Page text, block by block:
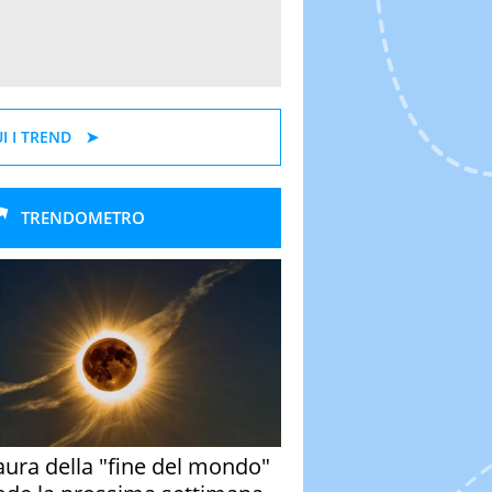
I TREND
TRENDOMETRO
della "fine del mondo"